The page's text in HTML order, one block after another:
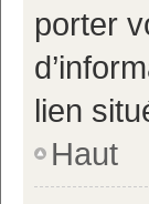
porter
lien
Haut